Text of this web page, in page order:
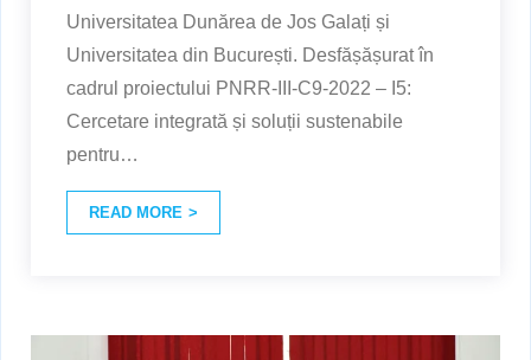
Universitatea Dunărea de Jos Galați și
Universitatea din București. Desfășășurat în
cadrul proiectului PNRR-III-C9-2022 – I5:
Cercetare integrată și soluții sustenabile
pentru…
READ MORE